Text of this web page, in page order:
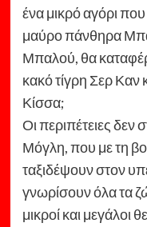
ένα μικρό αγόρι
μαύρο πάνθηρα
Μπαλού, θα
κακό τίγρη Σερ
Κίσσα;
Οι περιπέτειες δεν
Μόγλη, που με τη
ταξιδέψουν στον
γνωρίσουν όλα τα
μικροί και μεγάλοι